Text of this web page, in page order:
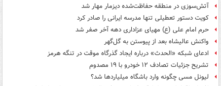
آتش‌سوزی در منطقه حفاظت‌شده دیزمار مهار شد
کویت دستور تعطیلی تنها مدرسه ایرانی را صادر کرد
حرم امام علی (ع) مهیای عزاداری دهه آخر صفر شد
واکنش عالیشاه بعد از پیوستن به گل‌گهر
ادعای شبکه «الحدث» درباره ایجاد گذرگاه موقت در تنگه هرمز
تشریح جزئیات تصادف ۱۲ خودرو با ۱۹ مصدوم
لیونل مسی چگونه وارد باشگاه میلیاردها شد؟